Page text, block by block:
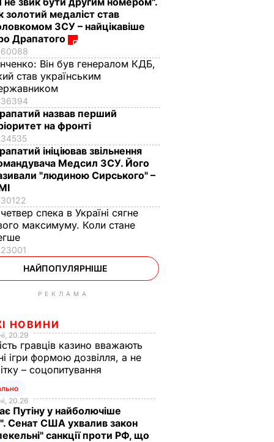
золотий медаліст став
ЗСУ – найцікавіше
Драпатого
60088
Він був генералом КДБ,
став українським
36394
назвав перший
на фронті
34535
ініціював звільнення
Медсил ЗСУ. Його
"людиною Сирського" –
30122
спека в Україні сягне
максимуму. Коли стане
23001
НАЙПОПУЛЯРНІШЕ
РЕКЛАМА
НОВИНИ
20.29
гравців казино вважають
ігри формою дозвілля, а не
– соцопитування
20.26
Путіну у найболючіше
Сенат США ухвалив закон
санкції проти РФ, що